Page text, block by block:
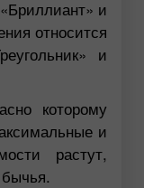
и
относится
и
которому
и
растут,